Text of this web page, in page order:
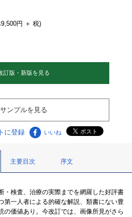
円 ＋ 税)
訂版・新版を見る
サンプルを見る
に登録 いいね
主要目次 序文
・検査、治療の実際までを網羅した好評書
第一人者による的確な解説、類書にない豊
の価値あり。今改訂では、画像所見がさら